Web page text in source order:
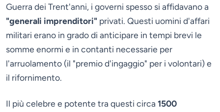
Guerra dei Trent'anni, i governi spesso si affidavano a
"generali imprenditori" privati. Questi uomini d'affari
militari erano in grado di anticipare in tempi brevi le
somme enormi e in contanti necessarie per
l'arruolamento (il "premio d'ingaggio" per i volontari) e
il rifornimento.
Il più celebre e potente tra questi circa 1500